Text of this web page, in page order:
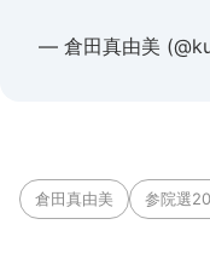
— 倉田真由美
倉田真由美 参院選